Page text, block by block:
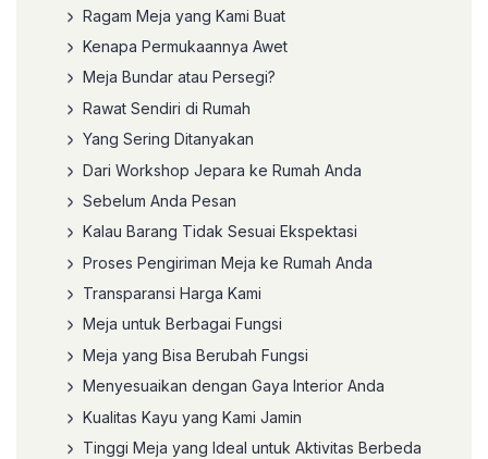
Ragam Meja yang Kami Buat
Kenapa Permukaannya Awet
Meja Bundar atau Persegi?
Rawat Sendiri di Rumah
Yang Sering Ditanyakan
Dari Workshop Jepara ke Rumah Anda
Sebelum Anda Pesan
Kalau Barang Tidak Sesuai Ekspektasi
Proses Pengiriman Meja ke Rumah Anda
Transparansi Harga Kami
Meja untuk Berbagai Fungsi
Meja yang Bisa Berubah Fungsi
Menyesuaikan dengan Gaya Interior Anda
Kualitas Kayu yang Kami Jamin
Tinggi Meja yang Ideal untuk Aktivitas Berbeda